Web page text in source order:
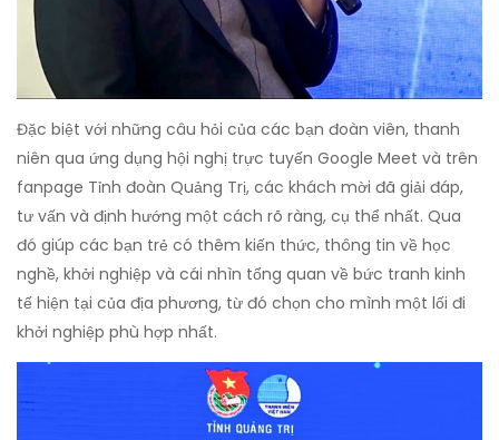
Đặc biệt với những câu hỏi của các bạn đoàn viên, thanh
niên qua ứng dụng hội nghị trực tuyến Google Meet và trên
fanpage Tỉnh đoàn Quảng Trị, các khách mời đã giải đáp,
tư vấn và định hướng một cách rõ ràng, cụ thể nhất. Qua
đó giúp các bạn trẻ có thêm kiến thức, thông tin về học
nghề, khởi nghiệp và cái nhìn tổng quan về bức tranh kinh
tế hiện tại của địa phương, từ đó chọn cho mình một lối đi
khởi nghiệp phù hợp nhất.